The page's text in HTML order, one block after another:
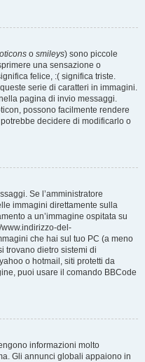
o smileys) sono piccole
una sensazione o
felice, :( significa triste.
serie di caratteri in immagini.
pagina di invio messaggi.
possono facilmente rendere
decidere di modificarlo o
Se l’amministratore
immagini direttamente sulla
a un’immagine ospitata su
del-
che hai sul tuo PC (a meno
trovano dietro sistemi di
o hotmail, siti protetti da
puoi usare il comando BBCode
informazioni molto
Gli annunci globali appaiono in